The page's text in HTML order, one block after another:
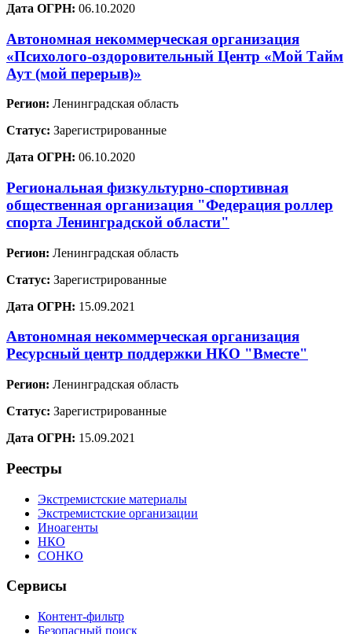
Дата ОГРН: 06.10.2020
Автономная некоммерческая организация
«Психолого-оздоровительный Центр «Мой Тайм
Аут (мой перерыв)»
Регион: Ленинградская область
Статус: Зарегистрированные
Дата ОГРН: 06.10.2020
Региональная физкультурно-спортивная
общественная организация "Федерация роллер
спорта Ленинградской области"
Регион: Ленинградская область
Статус: Зарегистрированные
Дата ОГРН: 15.09.2021
Автономная некоммерческая организация
Ресурсный центр поддержки НКО "Вместе"
Регион: Ленинградская область
Статус: Зарегистрированные
Дата ОГРН: 15.09.2021
Реестры
Экстремистские материалы
Экстремистские организации
Иноагенты
НКО
СОНКО
Сервисы
Контент-фильтр
Безопасный поиск